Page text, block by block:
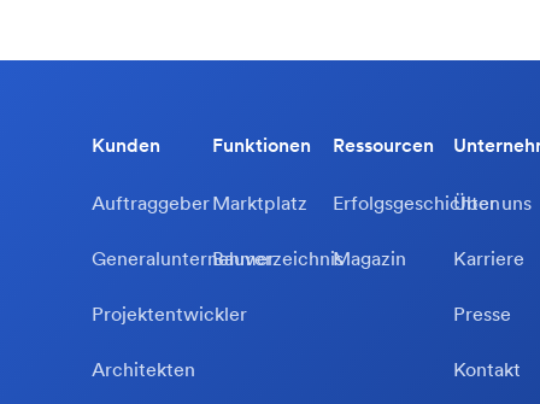
Kunden
Auftraggeber
Generalunternehmer
Projektentwickler
Architekten
Funktionen
Marktplatz
Bauverzeichnis
Ressourcen
Erfolgsgeschichten
Magazin
Über uns
Karriere
Presse
Kontakt